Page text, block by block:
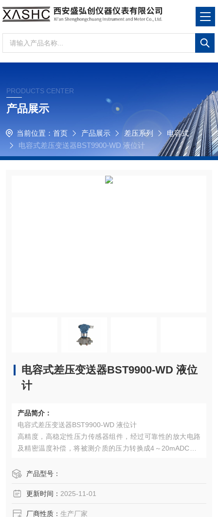
PRODUCTS CENTER
产品展示
当前位置： 首页 产品展示 差压系列
电容式
电容式差压变送器BST9900-WD 液位计
电容式差压变送器BST9900-WD 液位
计
产品简介：
电容式差压变送器BST9900-WD 液位计
高精度，高稳定性压力传感器组件，经过可靠性的放大电路
及精密温度补偿，将被测介质的压力转换成4～20mADC、0
感器、封装技术以及*的装配工艺确保了该产品的优异质量和
产品型号：
更新时间： 2025-11-01
厂商性质： 生产厂家